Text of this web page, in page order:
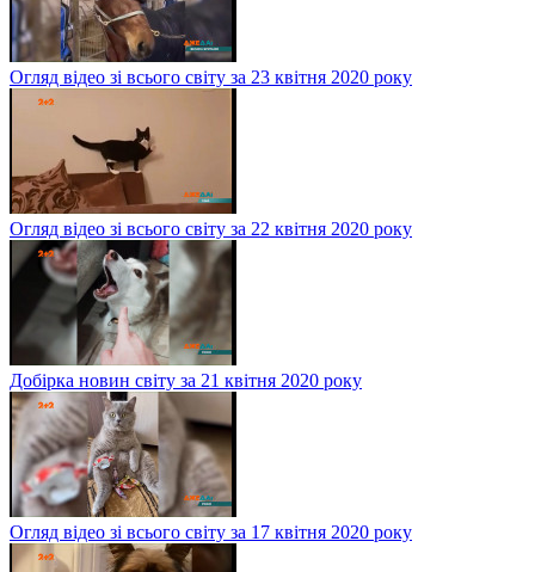
Огляд відео зі всього світу за 23 квітня 2020 року
Огляд відео зі всього світу за 22 квітня 2020 року
Добірка новин світу за 21 квітня 2020 року
Огляд відео зі всього світу за 17 квітня 2020 року